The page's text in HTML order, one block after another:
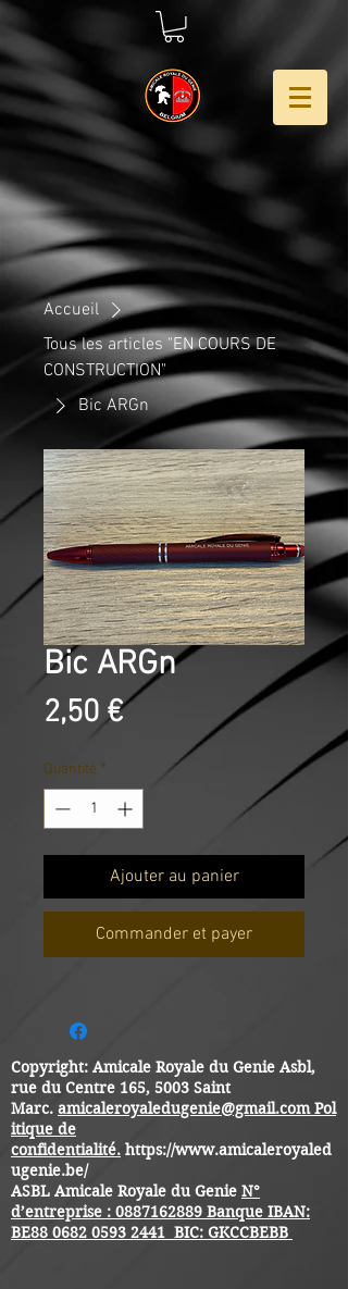
Accueil
Tous les articles "EN COURS DE
CONSTRUCTION"
Bic ARGn
Bic ARGn
2,50 €Prix
Quantité *
Ajouter au panier
Commander et payer
Copyright: Amicale Royale du Genie Asbl,
rue du Centre 165, 5003 Saint
Marc. amicaleroyaledugenie@gmail.com Pol
itique de
confidentialité. https://www.amicaleroyaled
ugenie.be/
ASBL Amicale Royale du Genie N°
d’entreprise : 0887162889 Banque IBAN:
BE88 0682 0593 2441 BIC: GKCCBEBB